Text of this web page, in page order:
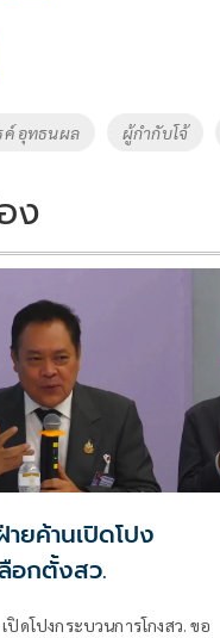
ค์ อุทธนผล ผู้กำกับโจ้
ง
ยค้านเปิดโปง
อกตั้งสว.
ปิดโปงกระบวนการโกงสว. ขอ